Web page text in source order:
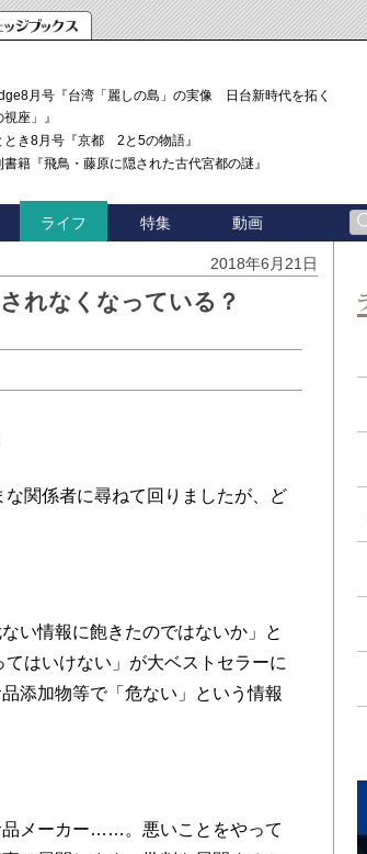
月号『台湾「麗しの島」の実像 日台新時代を拓く「3
座」』
とき8月号『京都 2と5の物語』
書籍『飛鳥・藤原に隠された古代宮都の謎』
ライフ 特集 動画
2018年6月21日
れなくなっている？
関係者に尋ねて回りましたが、ど
い情報に飽きたのではないか」と
はいけない」が大ベストセラーに
添加物等で「危ない」という情報
メーカー……。悪いことをやって